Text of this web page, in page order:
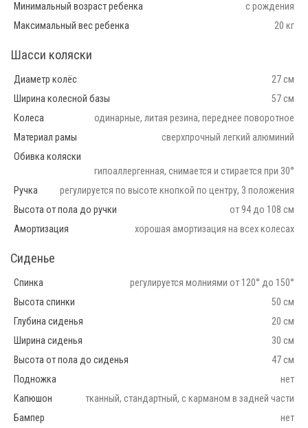
Минимальный возраст ребенка
с рождения
Максимальный вес ребенка
20 кг
Шасси коляски
Диаметр колёс
27 см
Ширина колесной базы
57 см
Колеса
одинарные, литая резина, переднее поворотное
Материал рамы
сверхпрочный легкий алюминий
Обивка коляски
гипоаллергенная, снимается и стирается при 30°
Ручка
регулируется по высоте кнопкой по центру, 3 положения
Высота от пола до ручки
от 94 до 108 см
Амортизация
хорошая амортизация на всех колесах
Сиденье
Спинка
регулируется молниями от 120° до 150°
Высота спинки
50 см
Глубина сиденья
20 см
Ширина сиденья
30 см
Высота от пола до сиденья
47 см
Подножка
нет
Капюшон
тканный, стандартный, с карманом в задней части
Бампер
нет